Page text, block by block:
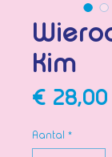
Kim
€ 28,00
Aantal *